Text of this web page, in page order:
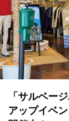
「サルベー
アップイベ